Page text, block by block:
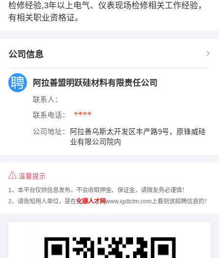
检修经验,3年以上电气、仪表现场检修相关工作经验，
有相关职业资格证。
公司信息
阿拉善盟明跃硅材料有限责任公司
联系人：
联系电话： ****
公司地址：
阿拉善乌斯太开发区丰产路9号，原锋威硅
业有限公司院内
温馨提示
1、本平台仅供信息发布，不会收取押金、保证金，请微友务必谨慎！
2、请告知用人单位，是在化德人才网www.igdtctm.com上看到该招聘信息的！